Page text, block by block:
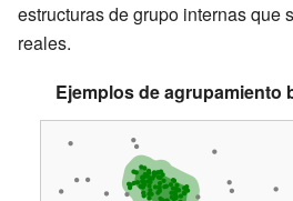
estructuras de grupo internas que
reales.
Ejemplos de agrupamiento